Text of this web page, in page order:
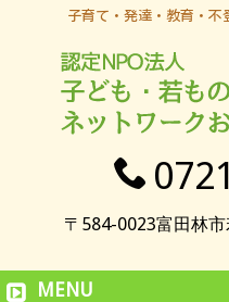
子育て・発達・教育・不
〒584-0023富田林
MENU